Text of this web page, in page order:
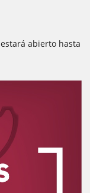
abierto hasta